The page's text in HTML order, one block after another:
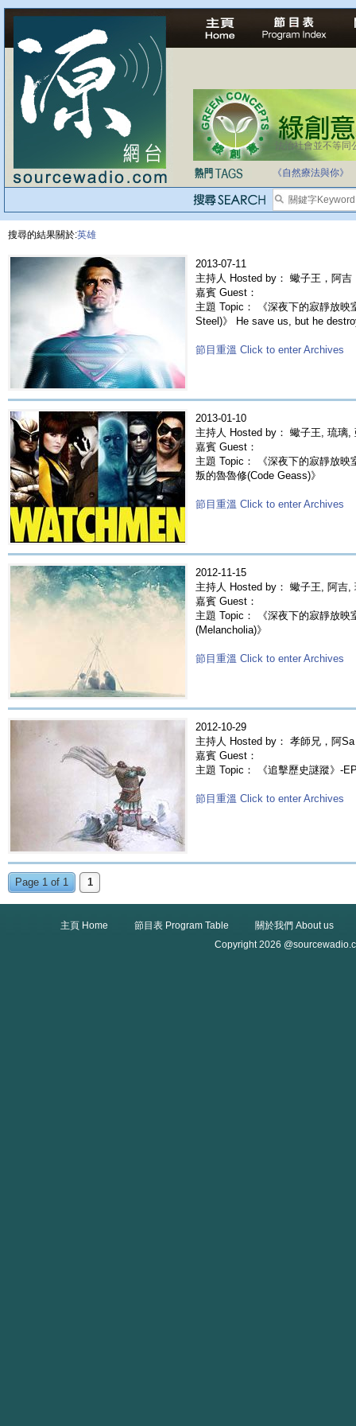
法治社會並不等同
自家教育合法化-
《自然療法與你》
搜尋的結果關於:英雄
2013-07-11
主持人 Hosted by： 蠍子王，阿吉
嘉賓 Guest：
主題 Topic： 《深夜下的寂靜放映
Steel)》 He save us, but he
節目重溫 Click to enter Archives
2013-01-10
主持人 Hosted by： 蠍子王, 琉璃,
嘉賓 Guest：
主題 Topic： 《深夜下的寂靜放映
叛的魯魯修(Code Geass)》
節目重溫 Click to enter Archives
2012-11-15
主持人 Hosted by： 蠍子王, 阿吉,
嘉賓 Guest：
主題 Topic： 《深夜下的寂靜放映
(Melancholia)》
節目重溫 Click to enter Archives
2012-10-29
主持人 Hosted by： 孝師兄，阿Sa
嘉賓 Guest：
主題 Topic： 《追擊歷史謎蹤》-
節目重溫 Click to enter Archives
Page 1 of 1 1
主頁 Home 節目表 Program Table
關於我們 About us
Copyright 2026